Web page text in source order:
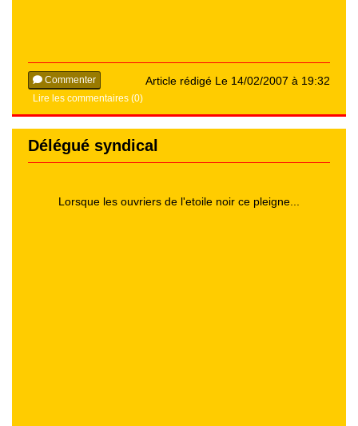
Article rédigé Le 14/02/2007 à 19:32
Commenter
Lire les commentaires (0)
Délégué syndical
Lorsque les ouvriers de l'etoile noir ce pleigne...